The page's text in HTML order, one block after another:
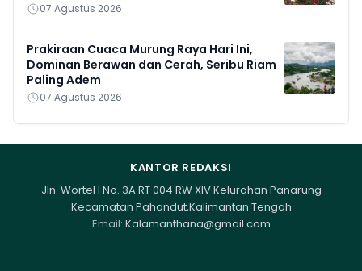
07 Agustus 2026
Prakiraan Cuaca Murung Raya Hari Ini,
Dominan Berawan dan Cerah, Seribu Riam
Paling Adem
07 Agustus 2026
KANTOR REDAKSI
Jln. Wortel I No. 3A RT 004 RW XIV Kelurahan Panarung
Kecamatan Pahandut,Kalimantan Tengah
Email: Kalamanthana@gmail.com